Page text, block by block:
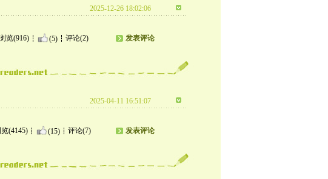
2025-12-26 18:02:06
览(916) (5) 评论(2) 发表评论
2025-04-11 16:51:07
(4145) (15) 评论(7) 发表评论